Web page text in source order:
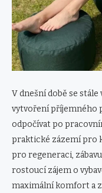
V dnešní době se
vytvoření příjemného
odpočívat po
praktické zázemí pro
pro regeneraci,
rostoucí zájem o
maximální komfort a